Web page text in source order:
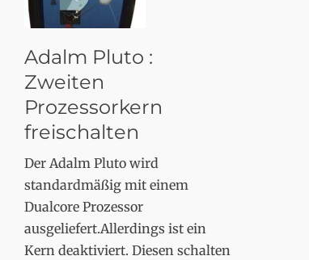
Adalm Pluto :
Zweiten
Prozessorkern
freischalten
Der Adalm Pluto wird
standardmäßig mit einem
Dualcore Prozessor
ausgeliefert.Allerdings ist ein
Kern deaktiviert. Diesen schalten